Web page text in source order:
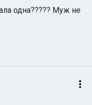
одна????? Муж не